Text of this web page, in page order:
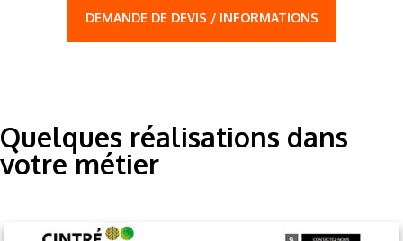
DEMANDE DE DEVIS / INFORMATIONS
Quelques réalisations dans
votre métier